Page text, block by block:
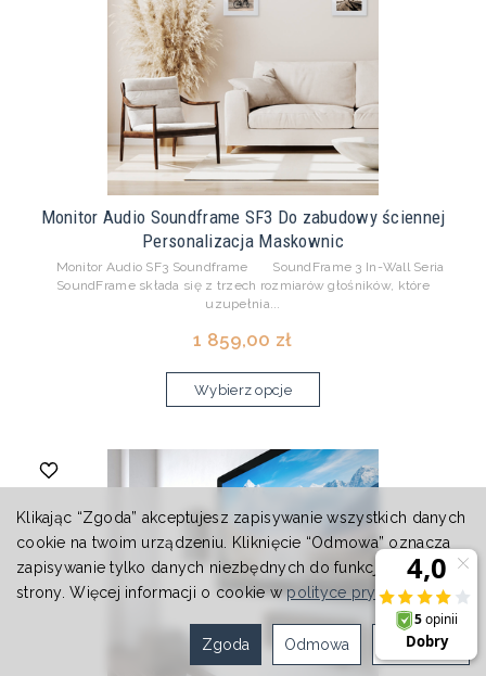
Monitor Audio Soundframe SF3 Do zabudowy ściennej
Personalizacja Maskownic
Monitor Audio SF3 Soundframe SoundFrame 3 In-Wall Seria
SoundFrame składa się z trzech rozmiarów głośników, które
uzupełnia...
1 859,00 zł
Wybierz opcje
Klikając “Zgoda” akceptujesz zapisywanie wszystkich danych
cookie na twoim urządzeniu. Kliknięcie “Odmowa” oznacza
zapisywanie tylko danych niezbędnych do funkcjonowania
strony. Więcej informacji o cookie w polityce prywatności.
Ustawienia
Odmowa
Zgoda